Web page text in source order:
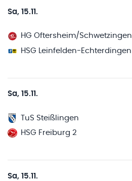
Sa, 15.11.
HG Oftersheim/Schwetzingen
HSG Leinfelden-Echterdingen
Sa, 15.11.
TuS Steißlingen
HSG Freiburg 2
Sa, 15.11.